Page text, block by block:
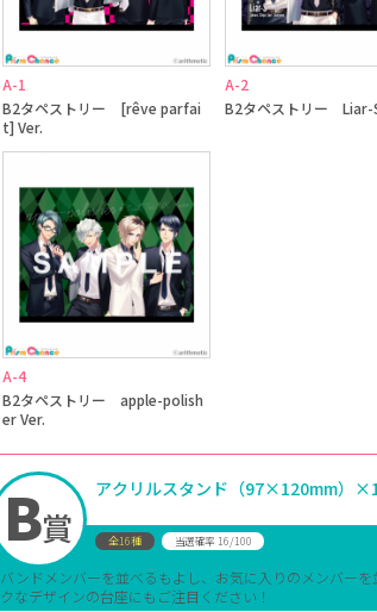
A-1
B2タペストリー [rêve parfai
t] Ver.
A-2
B2タペストリー Liar-
A-4
B2タペストリー apple-polish
er Ver.
B賞
アクリルスタンド（97×120mm）
全16種 当選確率 16/100
バンドメンバーを並べるもよし、お気に入りのメンバー
クなデザインの台座にもご注目ください！